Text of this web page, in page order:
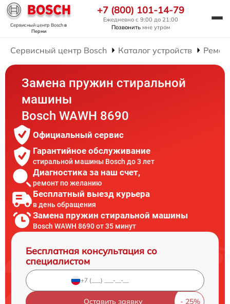
Сервисный центр Boschв
Перми
+7 (800) 101-14-79
Ежедневно с 9:00 до 21:00
Позвонить мне утром
Сервисный центр Bosch Каталог устройств
Замена пружин стиральной
машины
Bosch WAWH 8690
Официальный сервис
Гарантийное обслуживание
стиральной машины Bosch до 3 лет
Диагностика за наш счет,
ремонт по желанию
Бесплатный выезд курьера
в день обращения
Замена пружин стиральной машины
Bosch WAWH 8690 от 35 минут
Бесплатная консультация со
специалистом
Оставить заявку